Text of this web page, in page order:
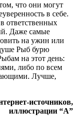
что они могут
в себе.
ответственных
Даже самые
на ужин или
Рыб бурю
на этот день:
либо по всем
Лучше,
источников,
иллюстрации “А”